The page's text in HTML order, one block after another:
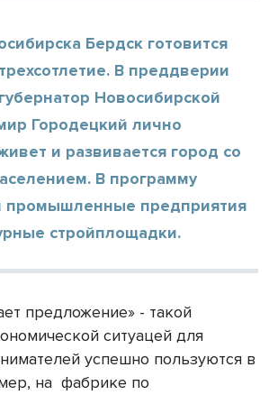
Бердск готовится
В преддверии
Новосибирской
Городецкий лично
и развивается город со
В программу
промышленные предприятия
стройплощадки.
предложение» - такой
ситуацей для
успешно пользуются в
на фабрике по